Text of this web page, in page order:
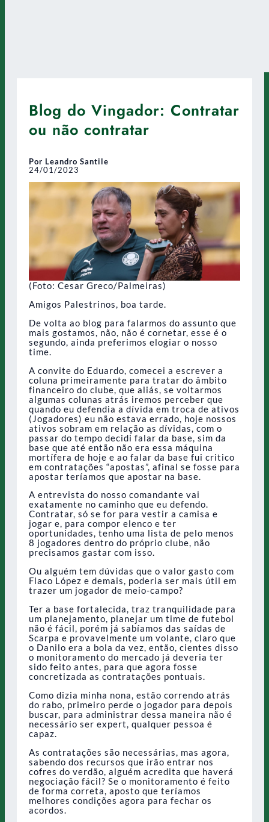
Blog do Vingador: Contratar
ou não contratar
Por Leandro Santile
24/01/2023
(Foto: Cesar Greco/Palmeiras)
Amigos Palestrinos, boa tarde.
De volta ao blog para falarmos do assunto que
mais gostamos, não, não é cornetar, esse é o
segundo, ainda preferimos elogiar o nosso
time.
A convite do Eduardo, comecei a escrever a
coluna primeiramente para tratar do âmbito
financeiro do clube, que aliás, se voltarmos
algumas colunas atrás iremos perceber que
quando eu defendia a dívida em troca de ativos
(Jogadores) eu não estava errado, hoje nossos
ativos sobram em relação as dívidas, com o
passar do tempo decidi falar da base, sim da
base que até então não era essa máquina
mortífera de hoje e ao falar da base fui critico
em contratações “apostas”, afinal se fosse para
apostar teríamos que apostar na base.
A entrevista do nosso comandante vai
exatamente no caminho que eu defendo.
Contratar, só se for para vestir a camisa e
jogar e, para compor elenco e ter
oportunidades, tenho uma lista de pelo menos
8 jogadores dentro do próprio clube, não
precisamos gastar com isso.
Ou alguém tem dúvidas que o valor gasto com
Flaco López e demais, poderia ser mais útil em
trazer um jogador de meio-campo?
Ter a base fortalecida, traz tranquilidade para
um planejamento, planejar um time de futebol
não é fácil, porém já sabíamos das saídas de
Scarpa e provavelmente um volante, claro que
o Danilo era a bola da vez, então, cientes disso
o monitoramento do mercado já deveria ter
sido feito antes, para que agora fosse
concretizada as contratações pontuais.
Como dizia minha nona, estão correndo atrás
do rabo, primeiro perde o jogador para depois
buscar, para administrar dessa maneira não é
necessário ser expert, qualquer pessoa é
capaz.
As contratações são necessárias, mas agora,
sabendo dos recursos que irão entrar nos
cofres do verdão, alguém acredita que haverá
negociação fácil? Se o monitoramento é feito
de forma correta, aposto que teríamos
melhores condições agora para fechar os
acordos.